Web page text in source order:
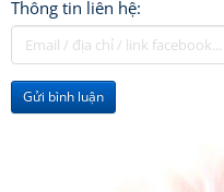
Thông tin liên hệ:
Gửi bình luận